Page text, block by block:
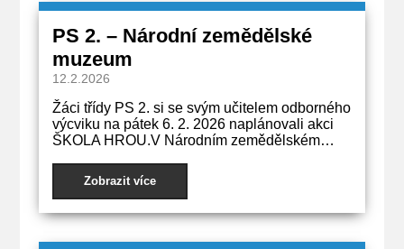
PS 2. – Národní zemědělské
muzeum
12.2.2026
Žáci třídy PS 2. si se svým učitelem odborného
výcviku na pátek 6. 2. 2026 naplánovali akci
ŠKOLA HROU.V Národním zemědělském…
Zobrazit více